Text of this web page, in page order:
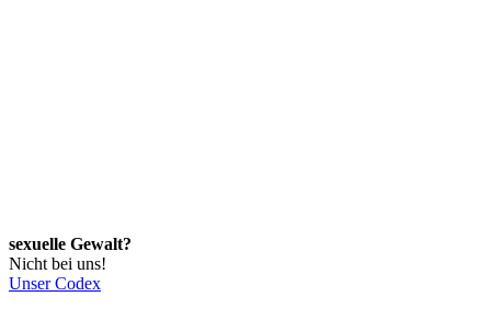
sexuelle Gewalt?
Nicht bei uns!
Unser Codex